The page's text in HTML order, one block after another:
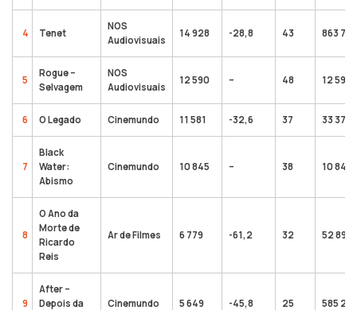
4 Tenet
NOS
Audiovisuais
14 928 -28,8 43 863
5
Rogue –
Selvagem
NOS
Audiovisuais
12 590 – 48 12 590
6 O Legado Cinemundo 11 581 -32,6 37 33 372
7
Black
Water:
Abismo
Cinemundo 10 845 – 38 10 845
8
O Ano da
Morte de
Ricardo
Reis
Ar de Filmes 6 779 -61,2 32 52 894
9
After –
Depois da
Cinemundo 5 649 -45,8 25 585